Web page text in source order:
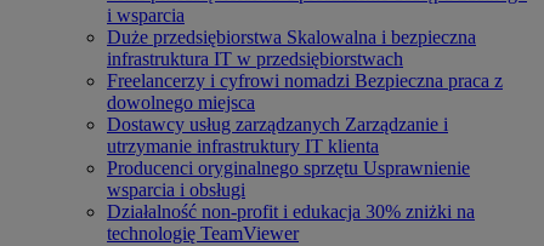
i wsparcia
Duże przedsiębiorstwa Skalowalna i bezpieczna
infrastruktura IT w przedsiębiorstwach
Freelancerzy i cyfrowi nomadzi Bezpieczna praca z
dowolnego miejsca
Dostawcy usług zarządzanych Zarządzanie i
utrzymanie infrastruktury IT klienta
Producenci oryginalnego sprzętu Usprawnienie
wsparcia i obsługi
Działalność non-profit i edukacja 30% zniżki na
technologię TeamViewer